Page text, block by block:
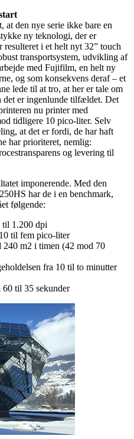
den nye serie ikke bare en
ny teknologi, der er
i et helt nyt 32” touch
transportsystem, udvikling af
med Fujifilm, en helt ny
og som konsekvens deraf – et
lede til at tro, at her er tale om
det er ingenlunde tilfældet. Det
nu printer med
tidligere 10 pico-liter. Selv
at det er fordi, de har haft
har prioriteret, nemlig:
og levering til
imponerende. Med den
har de i en benchmark,
følgende:
1.200 dpi
til fem pico-liter
m2 i timen (42 mod 70
fra 10 til to minutter
til 35 sekunder